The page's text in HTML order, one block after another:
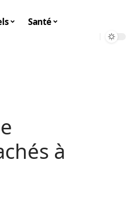
Santé
à